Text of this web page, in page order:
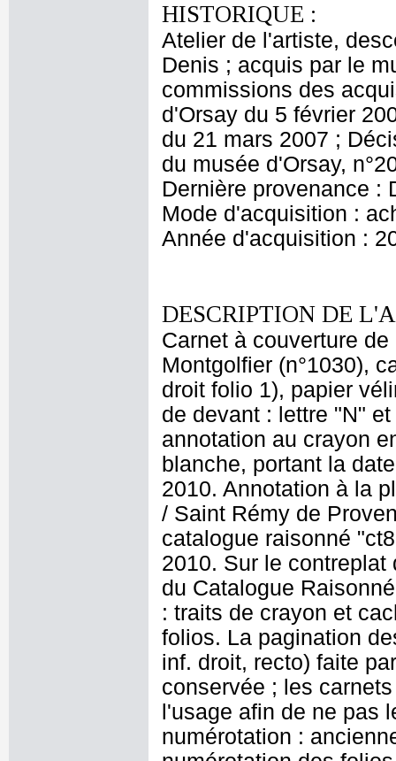
HISTORIQUE :
Atelier de l'artiste,
Denis ; acquis par le
commissions des
d'Orsay du 5 février
du 21 mars 2007 ;
du musée d'Orsay,
Dernière provenance :
Mode d'acquisition :
Année d'acquisition :
DESCRIPTION DE
Carnet à couverture
Montgolfier (n°1030),
droit folio 1), papier
de devant : lettre "N"
annotation au crayon
blanche, portant la
2010. Annotation à la
/ Saint Rémy de
catalogue raisonné
2010. Sur le
du Catalogue
: traits de crayon et
folios. La pagination
inf. droit, recto) faite
conservée ; les
l'usage afin de ne pas
numérotation :